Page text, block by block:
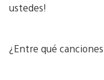
ustedes!
¿Entre qué